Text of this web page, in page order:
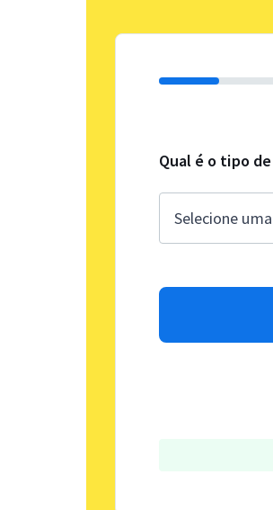
Qual é o tipo